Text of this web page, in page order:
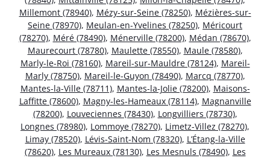
Millemont (78940), Mézy-sur-Seine (78250), Mézières-sur-
Seine (78970), Meulan-en-Yvelines (78250), Méricourt
(78270), Méré (78490), Ménerville (78200), Médan (78670),
Maurecourt (78780), Maulette (78550), Maule (78580),
Marly-le-Roi (78160), Mareil-sur-Mauldre (78124), Mareil-
Marly (78750), Mareil-le-Guyon (78490), Marcq (78770),
Mantes-la-Ville (78711), Mantes-la-Jolie (78200), Maisons-
Laffitte (78600), Magny-les-Hameaux (78114), Magnanville
(78200), Louveciennes (78430), Longvilliers (78730),
Longnes (78980), Lommoye (78270), Limetz-Villez (78270),
Limay (78520), Lévis-Saint-Nom (78320), L’Étang-la-Ville
(78620), Les Mureaux (78130), Les Mesnuls (78490), Les